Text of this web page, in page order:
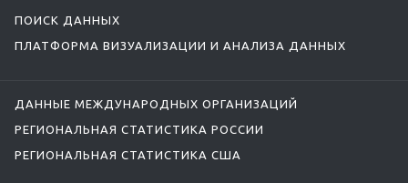
ПОИСК ДАННЫХ
ПЛАТФОРМА ВИЗУАЛИЗАЦИИ И АНАЛИЗА ДАННЫХ
ДАННЫЕ МЕЖДУНАРОДНЫХ ОРГАНИЗАЦИЙ
РЕГИОНАЛЬНАЯ СТАТИСТИКА РОССИИ
РЕГИОНАЛЬНАЯ СТАТИСТИКА США